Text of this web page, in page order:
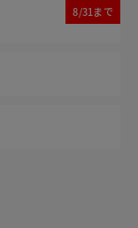
8/31まで